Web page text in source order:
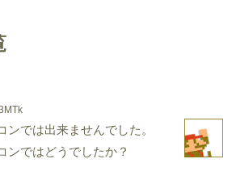
ンでは出来ませんでした。
ンではどうでしたか？